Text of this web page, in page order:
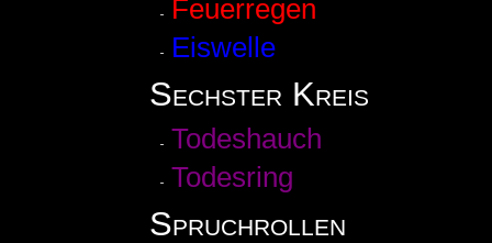
Feuerregen
Eiswelle
Sechster Kreis
Todeshauch
Todesring
Spruchrollen